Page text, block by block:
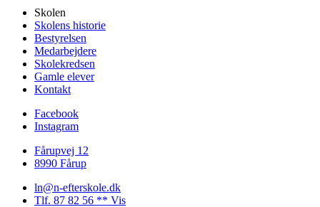
Skolen
Skolens historie
Bestyrelsen
Medarbejdere
Skolekredsen
Gamle elever
Kontakt
Facebook
Instagram
Fårupvej 12
8990 Fårup
ln@n-efterskole.dk
Tlf. 87 82 56 ** Vis